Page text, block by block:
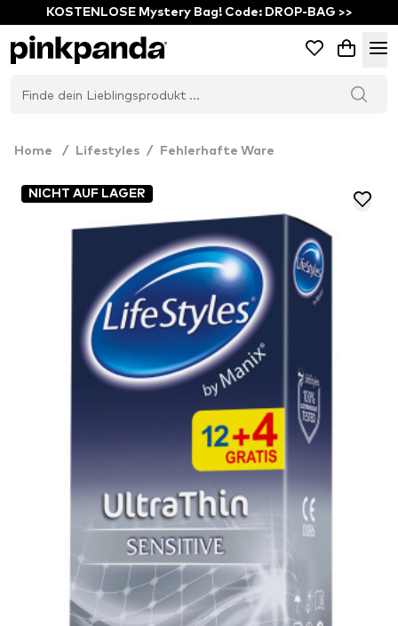
KOSTENLOSE Mystery Bag! Code: DROP-BAG >>
Home / Lifestyles / Fehlerhafte Ware
NICHT AUF LAGER